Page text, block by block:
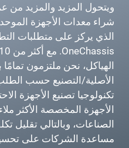
ويتحول المزيد والمزيد من
شراء معدات الأجهزة
الذي يركز على متطلبات
الهياكل، نحن ملتزمون
الأصلية/التصنيع حسب
تكنولوجيا تصنيع الأجهزة
الأجهزة المخصصة الأكثر
الصناعات، وبالتالي تقليل
مساعدة الشركات على